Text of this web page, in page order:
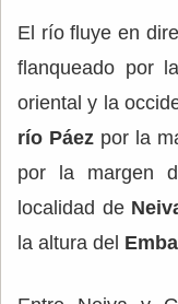
El río fluye en
flanqueado por
oriental y la
río Páez por la
por la margen
localidad de
la altura del